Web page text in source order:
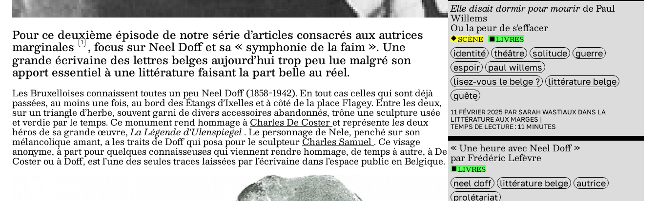
Pour ce deuxième épisode de notre série d’articles consacrés aux autrices
marginales 1, focus sur Neel Doff et sa « symphonie de la faim ». Une
grande écrivaine des lettres belges aujourd’hui trop peu lue malgré son
apport essentiel à une littérature faisant la part belle au réel.
Les Bruxelloises connaissent toutes un peu Neel Doff (1858-1942). En tout cas celles qui sont déjà
passées, au moins une fois, au bord des Étangs d’Ixelles et à côté de la place Flagey. Entre les deux,
sur un triangle d’herbe, souvent garni de divers accessoires abandonnés, trône une sculpture usée
et verdie par le temps. Ce monument rend hommage àCharles De Costeret représente les deux
héros de sa grande œuvre,La Légende d'Ulenspiegel. Le personnage de Nele, penché sur son
mélancolique amant, a les traits de Doff qui posa pour le sculpteurCharles Samuel. Ce visage
anonyme, à part pour quelques connaisseuses qui viennent rendre hommage, de temps à autre, à De
Coster ou à Doff, est l’une des seules traces laissées par l’écrivaine dans l’espace public en Belgique.
Elle disait dormir pour mourirde Paul
Willems
Ou la peur de s’effacer
SCÈNE LIVRES
identité théâtre solitude
guerre
espoir
paul willems
lisez-vous le belge ?
littérature belge
quête
11 FÉVRIER 2025 PAR SARAH WASTIAUX DANS LA
LITTÉRATURE AUX MARGES |
TEMPS DE LECTURE : 11 MINUTES
« Une heure avec Neel Doff »
par Frédéric Lefèvre
LIVRES
neel doff littérature belge
autrice
prolétariat